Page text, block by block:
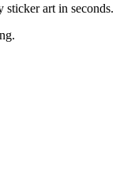
art in seconds.